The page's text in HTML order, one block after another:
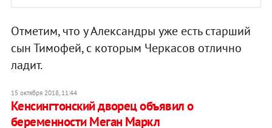
Отметим, что у Александры уже есть старший
сын Тимофей, с которым Черкасов отлично
ладит.
15 октября 2018, 11:44
Кенсингтонский дворец объявил о
беременности Меган Маркл